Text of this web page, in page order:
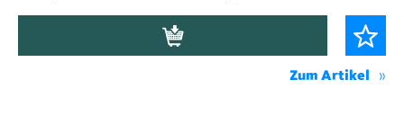
Zum Artikel